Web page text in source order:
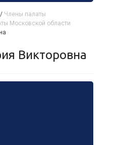
/ Члены палаты
Московской области
Викторовна